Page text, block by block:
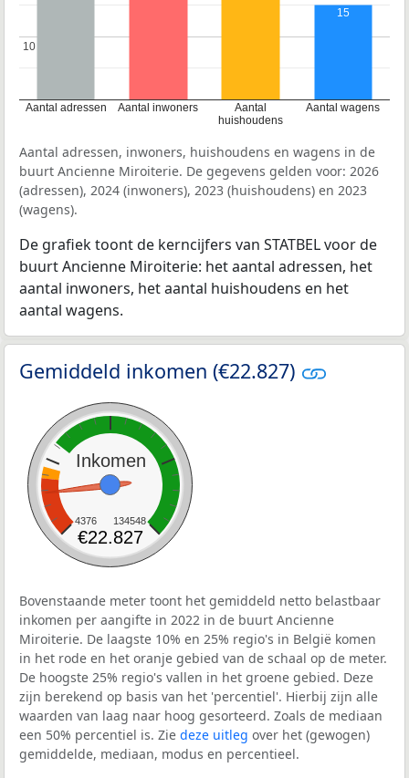
Aantal adressen Aantal inwoners
Aantal
huishoudens
Aantal wagens
10
10
15
Aantal adressen, inwoners, huishoudens en wagens in de
buurt Ancienne Miroiterie. De gegevens gelden voor: 2026
(adressen), 2024 (inwoners), 2023 (huishoudens) en 2023
(wagens).
De grafiek toont de kerncijfers van STATBEL voor de
buurt Ancienne Miroiterie: het aantal adressen, het
aantal inwoners, het aantal huishoudens en het
aantal wagens.
Gemiddeld inkomen (€22.827)
Inkomen
4376 134548
€22.827
Bovenstaande meter toont het gemiddeld netto belastbaar
inkomen per aangifte in 2022 in de buurt Ancienne
Miroiterie. De laagste 10% en 25% regio's in België komen
in het rode en het oranje gebied van de schaal op de meter.
De hoogste 25% regio's vallen in het groene gebied. Deze
zijn berekend op basis van het 'percentiel'. Hierbij zijn alle
waarden van laag naar hoog gesorteerd. Zoals de mediaan
een 50% percentiel is. Zie deze uitleg over het (gewogen)
gemiddelde, mediaan, modus en percentieel.